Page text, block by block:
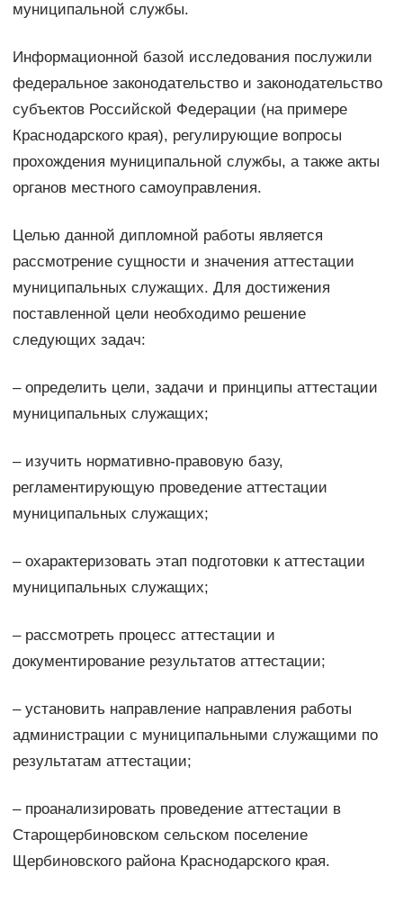
муниципальной службы.
Информационной базой исследования послужили
федеральное законодательство и законодательство
субъектов Российской Федерации (на примере
Краснодарского края), регулирующие вопросы
прохождения муниципальной службы, а также акты
органов местного самоуправления.
Целью данной дипломной работы является
рассмотрение сущности и значения аттестации
муниципальных служащих. Для достижения
поставленной цели необходимо решение
следующих задач:
– определить цели, задачи и принципы аттестации
муниципальных служащих;
– изучить нормативно-правовую базу,
регламентирующую проведение аттестации
муниципальных служащих;
– охарактеризовать этап подготовки к аттестации
муниципальных служащих;
– рассмотреть процесс аттестации и
документирование результатов аттестации;
– установить направление направления работы
администрации с муниципальными служащими по
результатам аттестации;
– проанализировать проведение аттестации в
Старощербиновском сельском поселение
Щербиновского района Краснодарского края.